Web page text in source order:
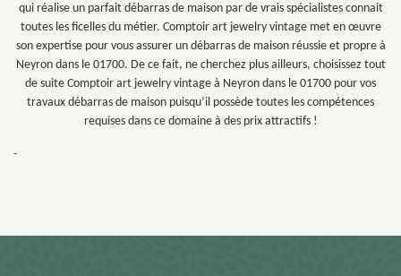
qui réalise un parfait débarras de maison par de vrais spécialistes connait
toutes les ficelles du métier. Comptoir art jewelry vintage met en œuvre
son expertise pour vous assurer un débarras de maison réussie et propre à
Neyron dans le 01700. De ce fait, ne cherchez plus ailleurs, choisissez tout
de suite Comptoir art jewelry vintage à Neyron dans le 01700 pour vos
travaux débarras de maison puisqu’il possède toutes les compétences
requises dans ce domaine à des prix attractifs !
-